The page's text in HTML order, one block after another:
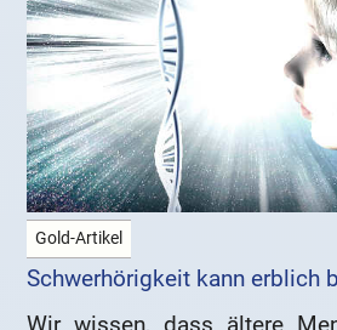
Gold-Artikel
Schwerhörigkeit kann erblich